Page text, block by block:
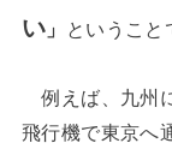
い 」 ということ
例えば、九州
飛行機で東京へ